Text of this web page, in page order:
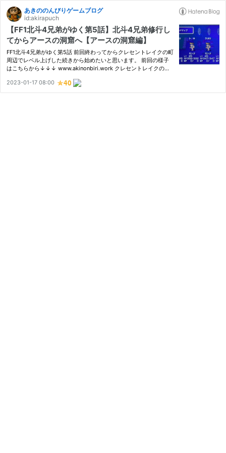
あきののんびりゲームブログ
id:akirapuch
【FF1北斗4兄弟がゆく第5話】北斗4兄弟修行し
てからアースの洞窟へ【アースの洞窟編】
FF1北斗4兄弟がゆく第5話 前回終わってからクレセントレイクの町
周辺でレベル上げした続きから始めたいと思います。 前回の様子
はこちらから↓↓↓ www.akinonbiri.work クレセントレイクの町
人づつ能力を見ていきたいと思います。 まずはケンシロウです。
次は…
2023-01-17 08:00